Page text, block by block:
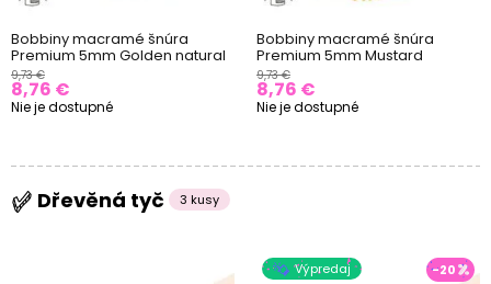
Bobbiny macramé šnúra
Premium 5mm Golden natural
9,73 €
8,76 €
Nie je dostupné
Bobbiny macramé šnúra
Premium 5mm Mustard
9,73 €
8,76 €
Nie je dostupné
Dřevěná tyč 3 kusy
Výpredaj -20